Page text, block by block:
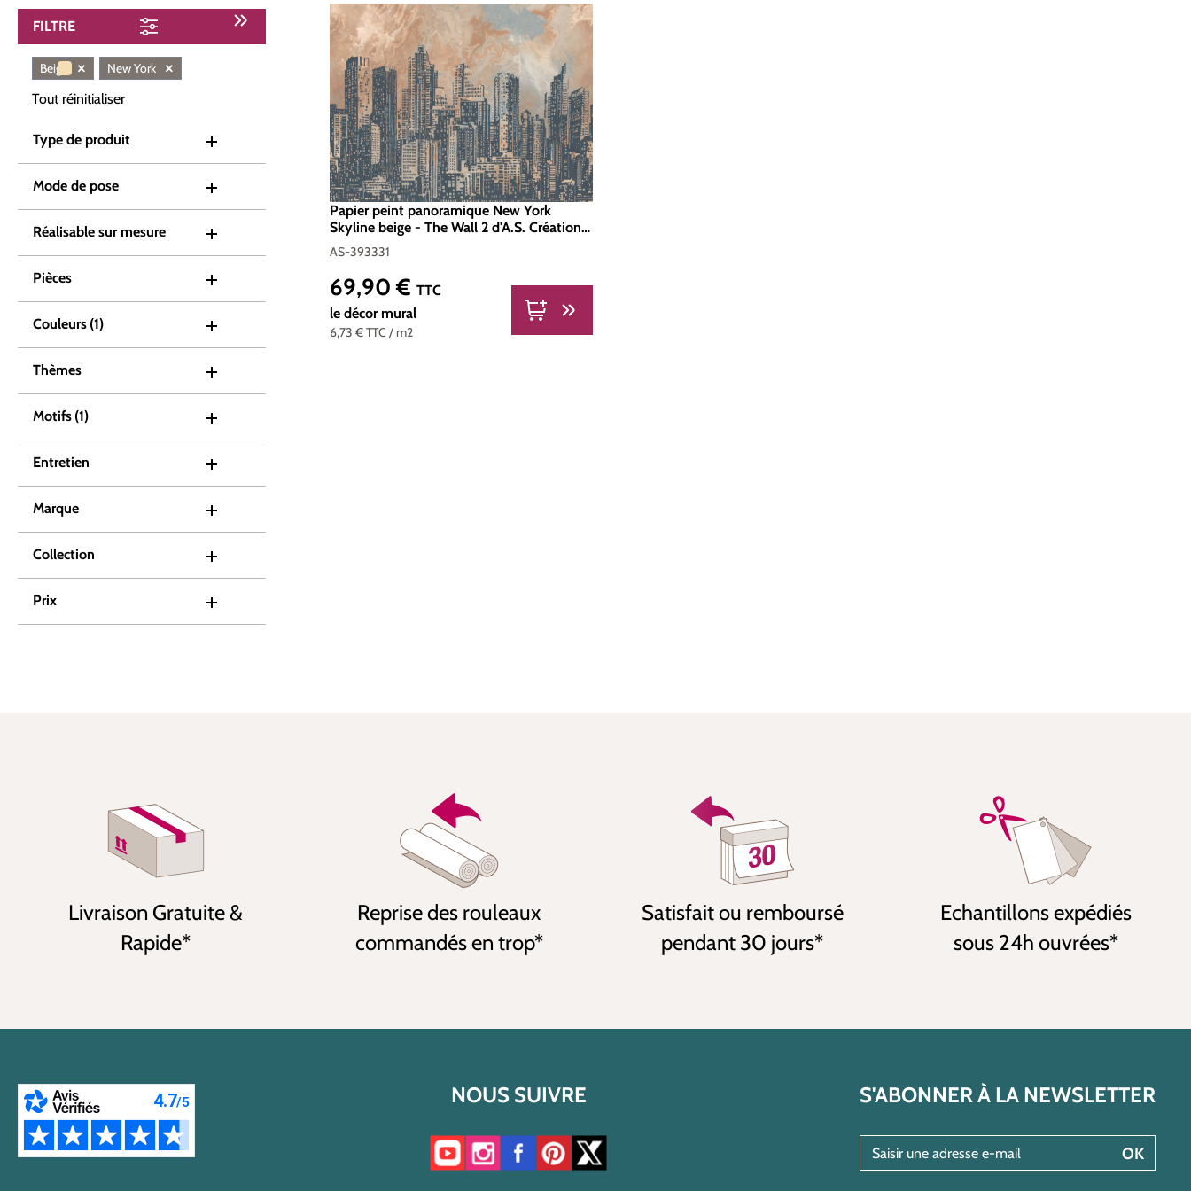
FILTRE
Beige × New York ×
Tout réinitialiser
Type de produit
Mode de pose
Réalisable sur mesure
Pièces
Couleurs (1)
Thèmes
Motifs (1)
Entretien
Marque
Collection
Prix
Papier peint panoramique New York
Skyline beige - The Wall 2 d'A.S. Création |
Réf. AS-393331
AS-393331
6,73 €TTC / m2
Prix régulier :
69,90 € TTC
le décor mural
Livraison Gratuite &
Rapide*
Reprise des rouleaux
commandés en trop*
Satisfait ou remboursé
pendant 30 jours*
Echantillons expédiés
sous 24h ouvrées*
NOUS SUIVRE
Accéder à notre chaîne YouTube
Accéder à notre compte Instagram
Accéder à notre page Facebook
Accéder à notre compte Pinterest
Accéder à notre compte Twitter/X
S'ABONNER À LA NEWSLETTER
OK